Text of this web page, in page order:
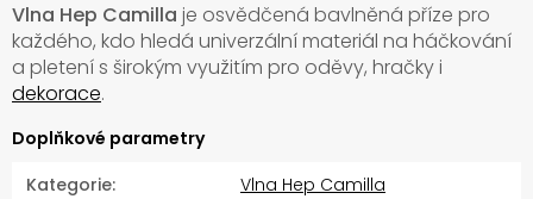
Vlna Hep Camilla je osvědčená bavlněná příze pro
každého, kdo hledá univerzální materiál na háčkování
a pletení s širokým využitím pro oděvy, hračky i
dekorace.
Doplňkové parametry
Kategorie:
Vlna Hep Camilla